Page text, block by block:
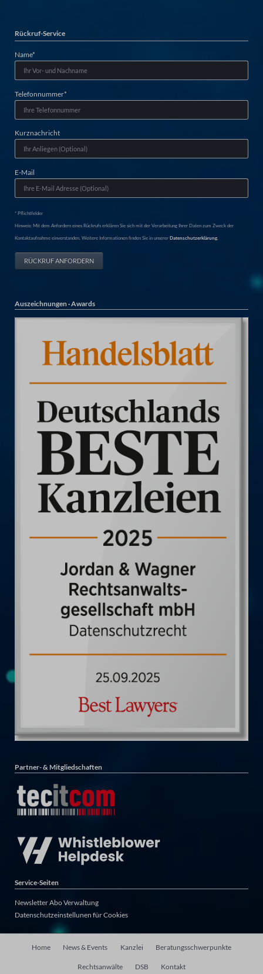
Rückruf-Service
Pflichtfeld
Name*
Pflichtfeld
Telefonnummer*
Kurznachricht
E-Mail
* Pflichtfelder
Hinweis: Mit dem Anfordern eines Rückrufs erklären Sie sich mit der Verarbeitung Ihrer Daten zum Zweck der
Kontaktaufnahme einverstanden. Weitere Informationen finden Sie in unserer Datenschutzerklärung.
RÜCKRUF ANFORDERN
Auszeichnungen · Awards
Partner- & Mitgliedschaften
Service-Seiten
Newsletter Abo Verwaltung
Datenschutzeinstellunen für Cookies
überspringen
Home News & Events Kanzlei Beratungsschwerpunkte
Rechtsanwälte DSB Kontakt